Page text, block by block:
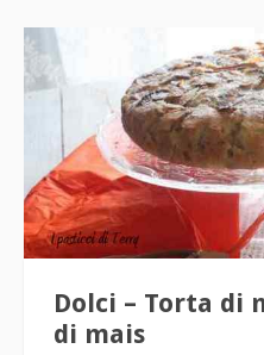
Dolci – Torta di
di mais